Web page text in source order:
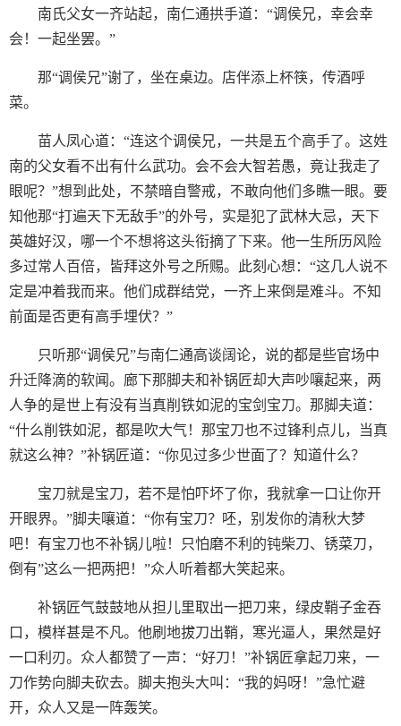
南氏父女一齐站起，南仁通拱手道：“调侯兄，幸会幸
会！一起坐罢。”
那“调侯兄”谢了，坐在桌边。店伴添上杯筷，传酒呼
菜。
苗人凤心道：“连这个调侯兄，一共是五个高手了。这姓
南的父女看不出有什么武功。会不会大智若愚，竟让我走了
眼呢？”想到此处，不禁暗自警戒，不敢向他们多瞧一眼。要
知他那“打遍天下无敌手”的外号，实是犯了武林大忌，天下
英雄好汉，哪一个不想将这头衔摘了下来。他一生所历风险
多过常人百倍，皆拜这外号之所赐。此刻心想：“这几人说不
定是冲着我而来。他们成群结党，一齐上来倒是难斗。不知
前面是否更有高手埋伏？”
只听那“调侯兄”与南仁通高谈阔论，说的都是些官场中
升迁降滴的软闻。廊下那脚夫和补锅匠却大声吵嚷起来，两
人争的是世上有没有当真削铁如泥的宝剑宝刀。那脚夫道：
“什么削铁如泥，都是吹大气！那宝刀也不过锋利点儿，当真
就这么神？”补锅匠道：“你见过多少世面了？知道什么？
宝刀就是宝刀，若不是怕吓坏了你，我就拿一口让你开
开眼界。”脚夫嚷道：“你有宝刀？呸，别发你的清秋大梦
吧！有宝刀也不补锅儿啦！只怕磨不利的钝柴刀、锈菜刀，
倒有”这么一把两把！”众人听着都大笑起来。
补锅匠气鼓鼓地从担儿里取出一把刀来，绿皮鞘子金吞
口，模样甚是不凡。他刷地拔刀出鞘，寒光逼人，果然是好
一口利刃。众人都赞了一声：“好刀！”补锅匠拿起刀来，一
刀作势向脚夫砍去。脚夫抱头大叫：“我的妈呀！”急忙避
开，众人又是一阵轰笑。